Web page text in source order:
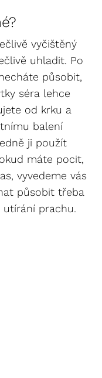
vyčištěný
uhladit. Po
působit,
séra lehce
od krku a
balení
ji použít
máte pocit,
vyvedeme vás
působit třeba
utírání prachu.